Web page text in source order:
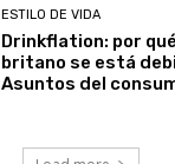
ESTILO DE VIDA
Drinkflation: por
britano se está
Asuntos del